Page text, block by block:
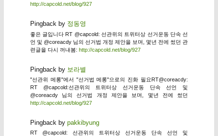
http://capcold.net/blog/927
Pingback by 정동영
좋은 글입니다 RT @capcold: 선관위의 트위터상 선거운동 단속 선
언 및 @coreacdy 님의 선거법 개정 제안을 보며, 몇년 전에 썼던 관
련글을 다시 꺼내봄: http://capcold.net/blog/927
Pingback by 보라별
"선관위 메롱"에서 "선거법 메롱"으로의 진화 필요RT@coreacdy:
RT @capcold:선관위의 트위터상 선거운동 단속 선언 및
@coreacdy 님의 선거법 개정 제안을 보며, 몇년 전에 썼던
http://capcold.net/blog/927
Pingback by pakkibyung
RT @capcold: 선관위의 트위터상 선거운동 단속 선언 및